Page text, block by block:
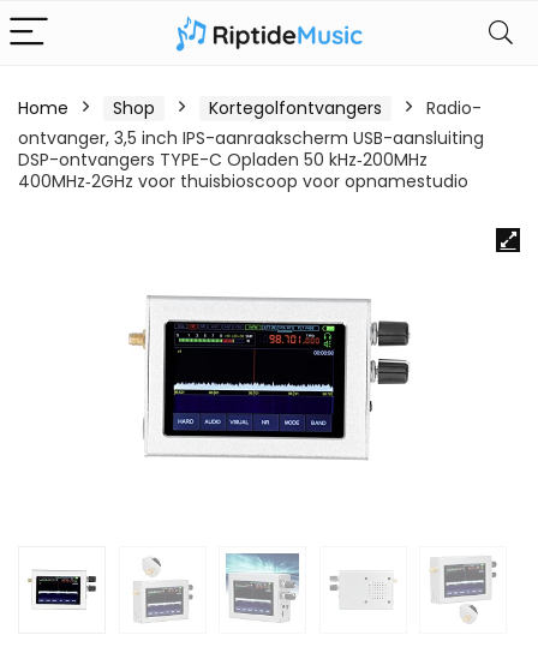
Home Shop Kortegolfontvangers
Radio-
ontvanger, 3,5 inch IPS-aanraakscherm USB-aansluiting
DSP-ontvangers TYPE-C Opladen 50 kHz‑200MHz
400MHz‑2GHz voor thuisbioscoop voor opnamestudio